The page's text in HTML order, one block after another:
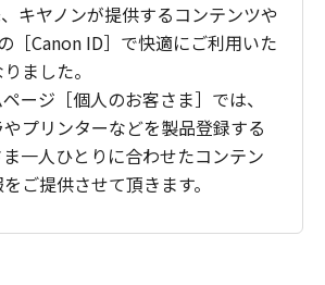
キヤノンが提供するコンテンツや
［Canon ID］で快適にご利用いた
ました。
ージ［個人のお客さま］では、
プリンターなどを製品登録する
一人ひとりに合わせたコンテン
ご提供させて頂きます。